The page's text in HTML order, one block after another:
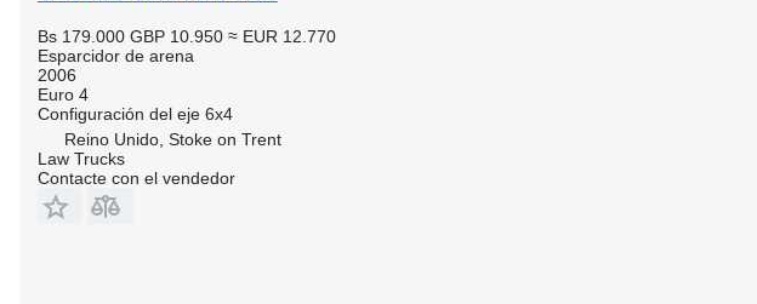
Bs 179.000 GBP 10.950 ≈ EUR 12.770
Esparcidor de arena
2006
Euro 4
Configuración del eje 6x4
Reino Unido, Stoke on Trent
Law Trucks
Contacte con el vendedor